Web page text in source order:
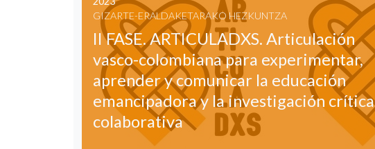
GIZARTE-ERALDAKETARAKO HEZKUNTZA
II FASE. ARTICULADXS. Articulación
vasco-colombiana para experimentar,
aprender y comunicar la educación
emancipadora y la investigación crítica
colaborativa